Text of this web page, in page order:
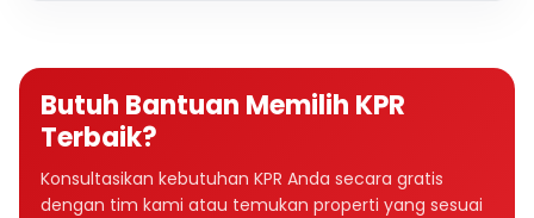
Butuh Bantuan Memilih KPR
Terbaik?
Konsultasikan kebutuhan KPR Anda secara gratis
dengan tim kami atau temukan properti yang sesuai